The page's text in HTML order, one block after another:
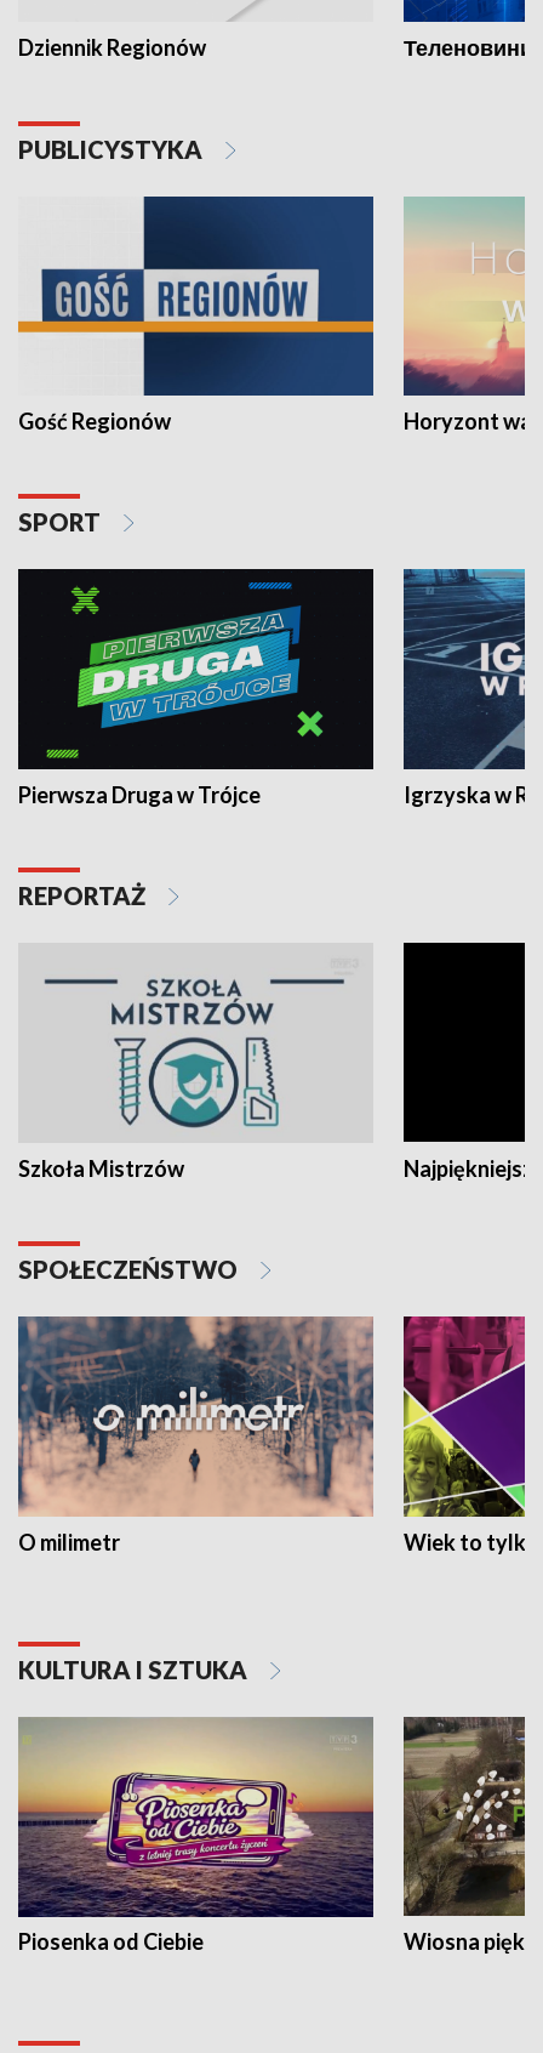
Dziennik Regionów Теленовини
PUBLICYSTYKA
Gość Regionów Horyzont
SPORT
Pierwsza Druga w Trójce Igrzyska w
REPORTAŻ
Szkoła Mistrzów
SPOŁECZEŃSTWO
O milimetr Wiek to tylko
KULTURA I SZTUKA
Piosenka od Ciebie Wiosna